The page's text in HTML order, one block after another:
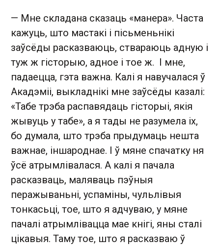
— Мне складана сказаць «манера». Часта
кажуць, што мастакі і пісьменьнікі
заўсёды расказваюць, ствараюць адную і
туж ж гісторыю, адное і тое ж. І мне,
падаецца, гэта важна. Калі я навучалася ў
Акадэміі, выкладнікі мне заўсёды казалі:
«Табе трэба распавядаць гісторыі, якія
жывуць у табе», а я тады не разумела іх,
бо думала, што трэба прыдумаць нешта
важнае, іншароднае. І ў мяне спачатку ня
ўсё атрымлівалася. А калі я пачала
расказваць, маляваць пэўныя
перажываньні, успаміны, чульлівыя
тонкасьці, тое, што я адчуваю, у мяне
пачалі атрымлівацца мае кнігі, яны сталі
цікавыя. Таму тое, што я расказваю ў